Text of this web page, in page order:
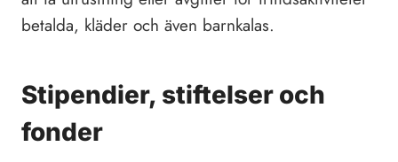
betalda, kläder och även barnkalas.
Stipendier, stiftelser och
fonder